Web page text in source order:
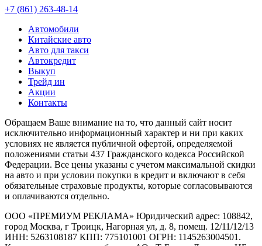
+7 (861) 263-48-14
Автомобили
Китайские авто
Авто для такси
Автокредит
Выкуп
Трейд ин
Акции
Контакты
Обращаем Ваше внимание на то, что данный сайт носит
исключительно информационный характер и ни при каких
условиях не является публичной офертой, определяемой
положениями статьи 437 Гражданского кодекса Российской
Федерации. Все цены указаны с учетом максимальной скидки
на авто и при условии покупки в кредит и включают в себя
обязательные страховые продукты, которые согласовываются
и оплачиваются отдельно.
ООО «ПРЕМИУМ РЕКЛАМА» Юридический адрес: 108842,
город Москва, г Троицк, Нагорная ул, д. 8, помещ. 12/11/12/13
ИНН: 5263108187 КПП: 775101001 ОГРН: 1145263004501.